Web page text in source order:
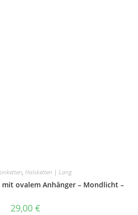
, Halsketten | Lang
ovalem Anhänger – Mondlicht –
29,00 €